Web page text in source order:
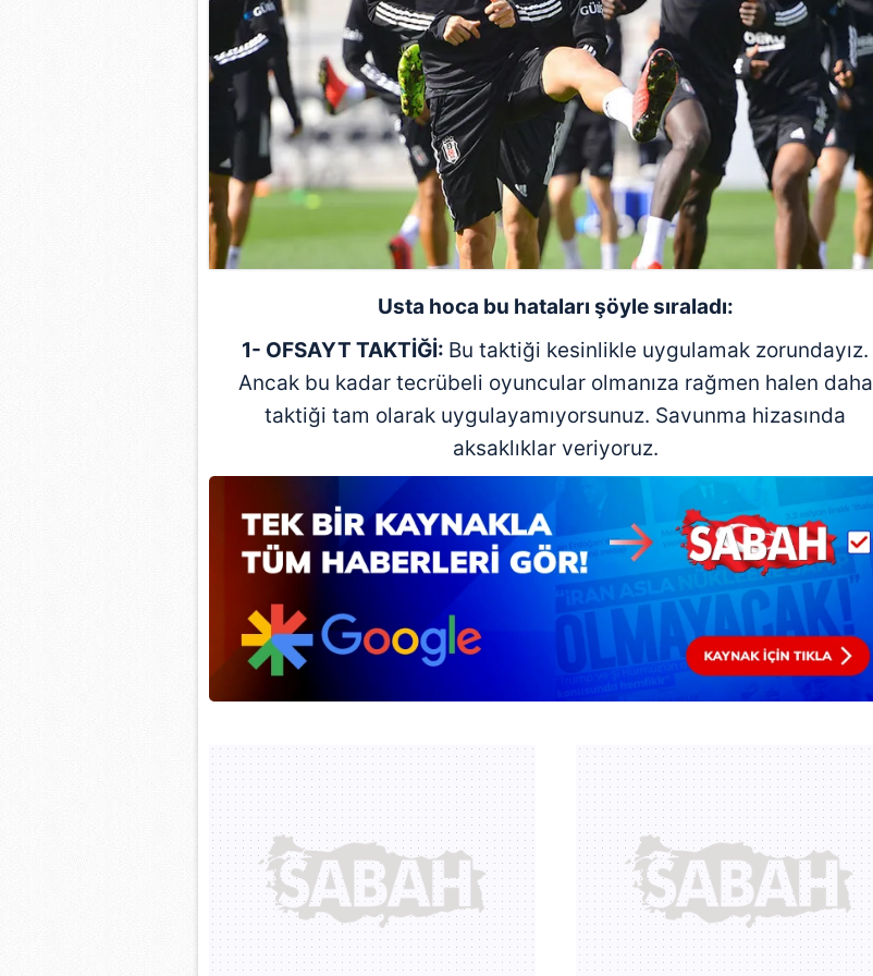
mevzuata uygun olarak kullanılan çerezlerle ilgili bilgi almak için lütfentıklayınız.
Usta hoca bu hataları şöyle sıraladı:
1- OFSAYT TAKTİĞİ: Bu taktiği kesinlikle uygulamak zorundayız.
Ancak bu kadar tecrübeli oyuncular olmanıza rağmen halen daha
taktiği tam olarak uygulayamıyorsunuz. Savunma hizasında
aksaklıklar veriyoruz.